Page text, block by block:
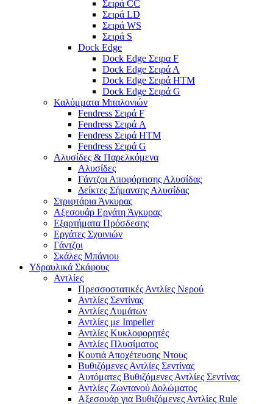
Σειρά CC
Σειρά LD
Σειρά WS
Σειρά S
Dock Edge
Dock Edge Σειρα F
Dock Edge Σειρά Α
Dock Edge Σειρά HTM
Dock Edge Σειρά G
Καλύμματα Μπαλονιών
Fendress Σειρά F
Fendress Σειρά A
Fendress Σειρά HTM
Fendress Σειρά G
Αλυσίδες & Παρελκόμενα
Αλυσίδες
Γάντζοι Αποφόρτισης Αλυσίδας
Δείκτες Σήμανσης Αλυσίδας
Στριφτάρια Άγκυρας
Αξεσουάρ Εργάτη Άγκυρας
Εξαρτήματα Πρόσδεσης
Εργάτες Σχοινιών
Γάντζοι
Σκάλες Μπάνιου
Υδραυλικά Σκάφους
Αντλίες
Πρεσσοστατικές Αντλίες Νερού
Αντλίες Σεντίνας
Αντλίες Λυμάτων
Αντλίες με Impeller
Αντλίες Κυκλοφορητές
Αντλίες Πλυσίματος
Κουτιά Αποχέτευσης Ντους
Βυθιζόμενες Αντλίες Σεντίνας
Αυτόματες Βυθιζόμενες Αντλίες Σεντίνας
Αντλίες Ζωντανού Δολώματος
Αξεσουάρ για Βυθιζόμενες Αντλίες Rule